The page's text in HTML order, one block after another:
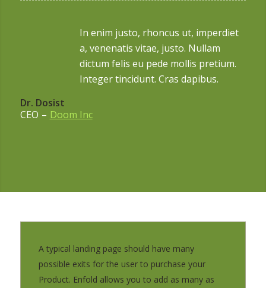
In enim justo, rhoncus ut, imperdiet
a, venenatis vitae, justo. Nullam
dictum felis eu pede mollis pretium.
Integer tincidunt. Cras dapibus.
Dr. Dosist
CEO – Doom Inc
A typical landing page should have many
possible exits for the user to purchase your
Product. Enfold allows you to add as many as